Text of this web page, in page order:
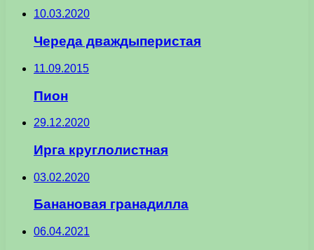
10.03.2020
Череда дваждыперистая
11.09.2015
Пион
29.12.2020
Ирга круглолистная
03.02.2020
Банановая гранадилла
06.04.2021